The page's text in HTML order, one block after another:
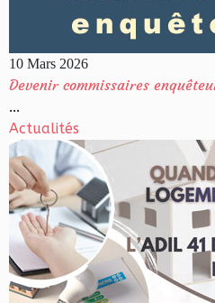
10 Mars 2026
Devenir commissaires
...
Actualités